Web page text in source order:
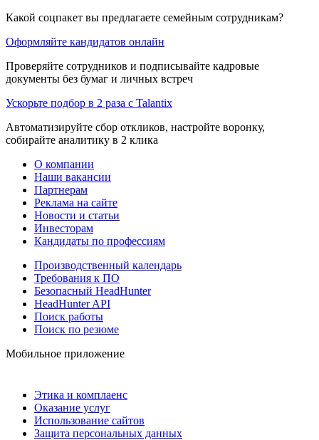
Какой соцпакет вы предлагаете семейным сотрудникам?
Оформляйте кандидатов онлайн
Проверяйте сотрудников и подписывайте кадровые
документы без бумаг и личных встреч
Ускорьте подбор в 2 раза с Talantix
Автоматизируйте сбор откликов, настройте воронку,
собирайте аналитику в 2 клика
О компании
Наши вакансии
Партнерам
Реклама на сайте
Новости и статьи
Инвесторам
Кандидаты по профессиям
Производственный календарь
Требования к ПО
Безопасный HeadHunter
HeadHunter API
Поиск работы
Поиск по резюме
Мобильное приложение
Этика и комплаенс
Оказание услуг
Использование сайтов
Защита персональных данных